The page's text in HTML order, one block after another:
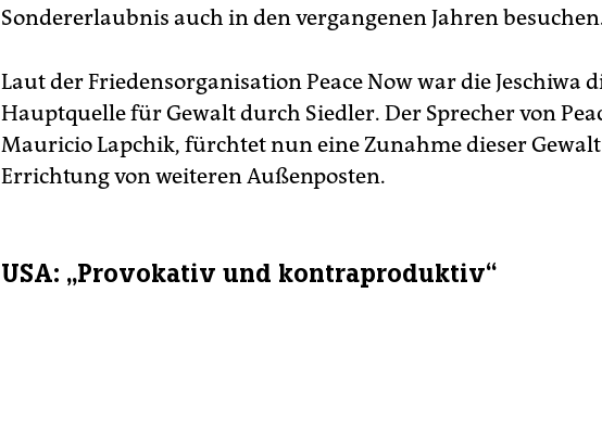
Sondererlaubnis auch in den vergangenen Jahren
Laut der Friedensorganisation Peace Now war die Jeschiwa
Hauptquelle für Gewalt durch Siedler. Der Sprecher von
Mauricio Lapchik, fürchtet nun eine Zunahme dieser
Errichtung von weiteren Außenposten.
USA: „Provokativ und kontraproduktiv“